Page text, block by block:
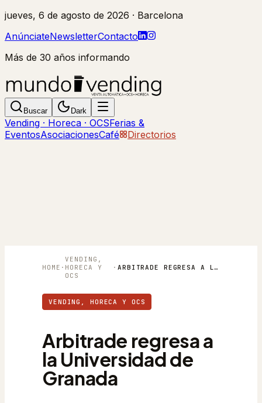
jueves, 6 de agosto de 2026 · Barcelona
AnúnciateNewsletterContacto
Más de 30 años informando
Buscar Dark
Vending · Horeca · OCSFerias &
EventosAsociacionesCafé Directorios
HOME ·
VENDING,
HORECA Y
OCS
· ARBITRADE REGRESA A LA UNIVERSIDAD DE GRANADA
VENDING, HORECA Y OCS
Arbitrade regresa a
la Universidad de
Granada